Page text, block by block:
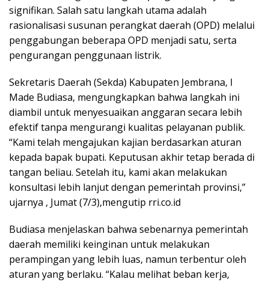
signifikan. Salah satu langkah utama adalah
rasionalisasi susunan perangkat daerah (OPD) melalui
penggabungan beberapa OPD menjadi satu, serta
pengurangan penggunaan listrik.
Sekretaris Daerah (Sekda) Kabupaten Jembrana, I
Made Budiasa, mengungkapkan bahwa langkah ini
diambil untuk menyesuaikan anggaran secara lebih
efektif tanpa mengurangi kualitas pelayanan publik.
“Kami telah mengajukan kajian berdasarkan aturan
kepada bapak bupati. Keputusan akhir tetap berada di
tangan beliau. Setelah itu, kami akan melakukan
konsultasi lebih lanjut dengan pemerintah provinsi,”
ujarnya , Jumat (7/3),mengutip rri.co.id
Budiasa menjelaskan bahwa sebenarnya pemerintah
daerah memiliki keinginan untuk melakukan
perampingan yang lebih luas, namun terbentur oleh
aturan yang berlaku. “Kalau melihat beban kerja,